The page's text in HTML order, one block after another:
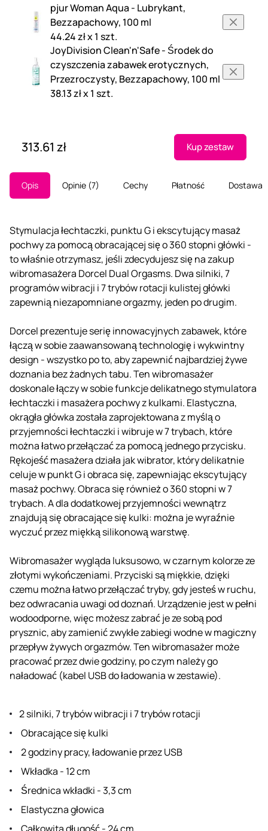
pjur Woman Aqua - Lubrykant,
Bezzapachowy, 100 ml
44.24 zł x 1 szt.
JoyDivision Clean'n'Safe - Środek do
czyszczenia zabawek erotycznych,
Przezroczysty, Bezzapachowy, 100 ml
38.13 zł x 1 szt.
313.61 zł Kup zestaw
Opis Opinie 7 Cechy Płatność Dostawa
Stymulacja łechtaczki, punktu G i ekscytujący masaż
pochwy za pomocą obracającej się o 360 stopni główki -
to właśnie otrzymasz, jeśli zdecydujesz się na zakup
wibromasażera Dorcel Dual Orgasms. Dwa silniki, 7
programów wibracji i 7 trybów rotacji kulistej główki
zapewnią niezapomniane orgazmy, jeden po drugim.
Dorcel prezentuje serię innowacyjnych zabawek, które
łączą w sobie zaawansowaną technologię i wykwintny
design - wszystko po to, aby zapewnić najbardziej żywe
doznania bez żadnych tabu. Ten wibromasażer
doskonale łączy w sobie funkcje delikatnego stymulatora
łechtaczki i masażera pochwy z kulkami. Elastyczna,
okrągła główka została zaprojektowana z myślą o
przyjemności łechtaczki i wibruje w 7 trybach, które
można łatwo przełączać za pomocą jednego przycisku.
Rękojeść masażera działa jak wibrator, który delikatnie
celuje w punkt G i obraca się, zapewniając ekscytujący
masaż pochwy. Obraca się również o 360 stopni w 7
trybach. A dla dodatkowej przyjemności wewnątrz
znajdują się obracające się kulki: można je wyraźnie
wyczuć przez miękką silikonową warstwę.
Wibromasażer wygląda luksusowo, w czarnym kolorze ze
złotymi wykończeniami. Przyciski są miękkie, dzięki
czemu można łatwo przełączać tryby, gdy jesteś w ruchu,
bez odwracania uwagi od doznań. Urządzenie jest w pełni
wodoodporne, więc możesz zabrać je ze sobą pod
prysznic, aby zamienić zwykłe zabiegi wodne w magiczny
przepływ żywych orgazmów. Ten wibromasażer może
pracować przez dwie godziny, po czym należy go
naładować (kabel USB do ładowania w zestawie).
2 silniki, 7 trybów wibracji i 7 trybów rotacji
Obracające się kulki
2 godziny pracy, ładowanie przez USB
Wkładka - 12 cm
Średnica wkładki - 3,3 cm
Elastyczna głowica